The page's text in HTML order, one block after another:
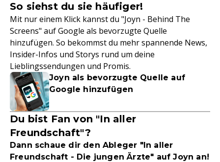
So siehst du sie häufiger!
Mit nur einem Klick kannst du "Joyn - Behind The
Screens" auf Google als bevorzugte Quelle
hinzufügen. So bekommst du mehr spannende News,
Insider-Infos und Storys rund um deine
Lieblingssendungen und Promis.
Joyn als bevorzugte Quelle auf
Google hinzufügen
Du bist Fan von "In aller
Freundschaft"?
Dann schaue dir den Ableger "In aller
Freundschaft - Die jungen Ärzte" auf Joyn an!